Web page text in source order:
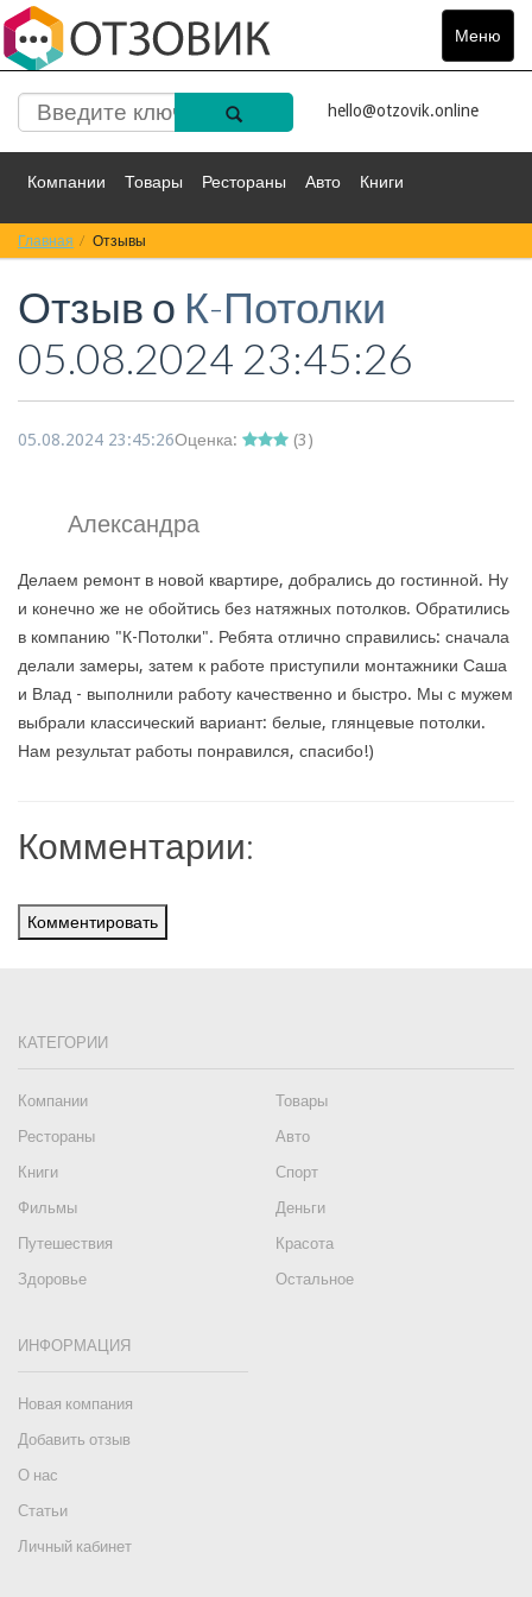
Меню
Toggle
hello@otzovik.online
Компании Товары Рестораны Авто Книги
Спорт Фильмы
Красота Здоровье Остальное
Главная Отзывы
Отзыв о К-Потолки
05.08.2024 23:45:26
05.08.2024 23:45:26Оценка: (3)
Александра
Делаем ремонт в новой квартире, добрались до гостинной. Ну
и конечно же не обойтись без натяжных потолков. Обратились
в компанию "К-Потолки". Ребята отлично справились: сначала
делали замеры, затем к работе приступили монтажники Саша
и Влад - выполнили работу качественно и быстро. Мы с мужем
выбрали классический вариант: белые, глянцевые потолки.
Нам результат работы понравился, спасибо!)
Комментарии:
Комментировать
КАТЕГОРИИ
Компании
Товары
Рестораны
Авто
Книги
Спорт
Фильмы
Деньги
Путешествия
Красота
Здоровье
Остальное
ИНФОРМАЦИЯ
Новая компания
Добавить отзыв
О нас
Статьи
Личный кабинет